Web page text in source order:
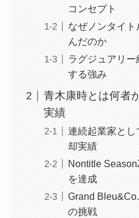
コンセプト
なぜノンタイ
んだのか
ラグジュアリ
する強み
青木康時とは何者
実績
連続起業家と
却実績
Nontitle
を達成
Grand
の挑戦